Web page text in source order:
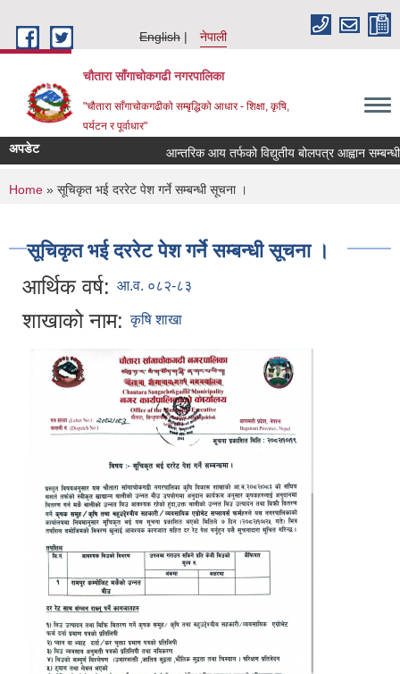
English
नेपाली
चौतारा साँगाचोकगढी नगरपालिका
"चौतारा साँगाचोकगढीको सम्बृद्धिको आधार - शिक्षा, कृषि,
पर्यटन र पूर्वाधार"
अपडेट आन्तरिक आय तर्फको विद्युतीय बोलपत्र आह्वान सम्बन्धी
You are here
Home » सूचिकृत भई दररेट पेश गर्ने सम्बन्धी सूचना ।
सूचिकृत भई दररेट पेश गर्ने सम्बन्धी सूचना ।
आर्थिक वर्ष: आ.व. ०८२-८३
शाखाको नाम: कृषि शाखा